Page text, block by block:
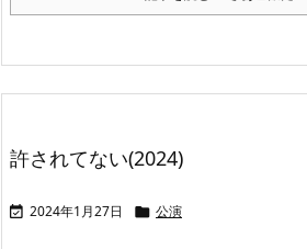
許されてない(2024)
 2024年1月27日  公演